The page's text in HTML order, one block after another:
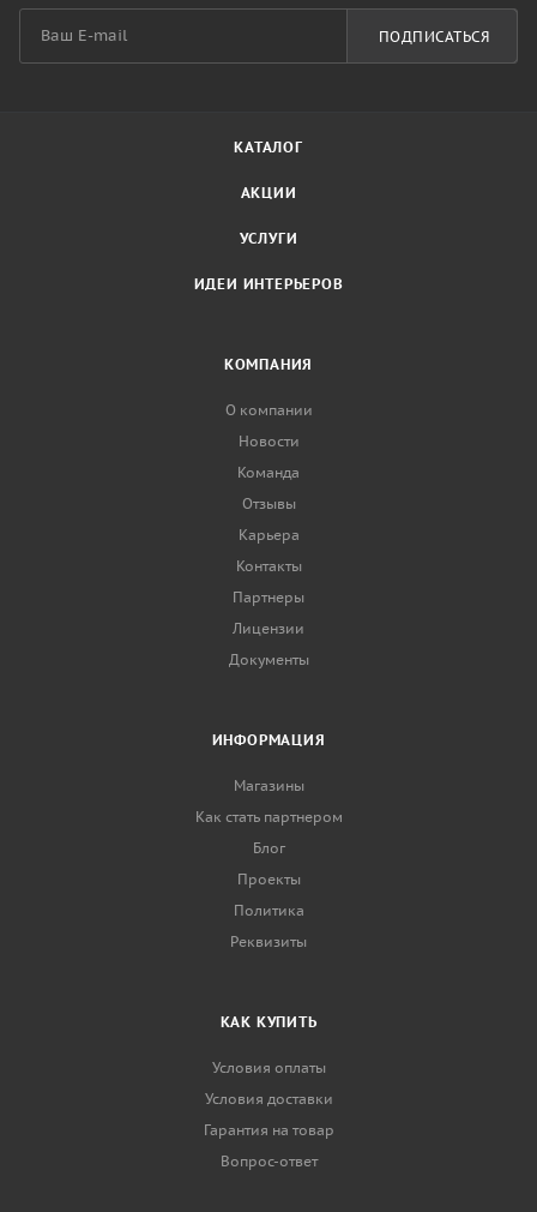
ПОДПИСАТЬСЯ
КАТАЛОГ
АКЦИИ
УСЛУГИ
ИДЕИ ИНТЕРЬЕРОВ
КОМПАНИЯ
О компании
Новости
Команда
Отзывы
Карьера
Контакты
Партнеры
Лицензии
Документы
ИНФОРМАЦИЯ
Магазины
Как стать партнером
Блог
Проекты
Политика
Реквизиты
КАК КУПИТЬ
Условия оплаты
Условия доставки
Гарантия на товар
Вопрос-ответ